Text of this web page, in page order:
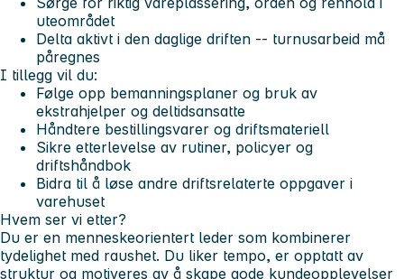
uteområdet
Delta aktivt i den daglige driften -- turnusarbeid må
påregnes
I tillegg vil du:
Følge opp bemanningsplaner og bruk av
ekstrahjelper og deltidsansatte
Håndtere bestillingsvarer og driftsmateriell
Sikre etterlevelse av rutiner, policyer og
driftshåndbok
Bidra til å løse andre driftsrelaterte oppgaver i
varehuset
Hvem ser vi etter?
Du er en menneskeorientert leder som kombinerer
tydelighet med raushet. Du liker tempo, er opptatt av
struktur og motiveres av å skape gode kundeopplevelser